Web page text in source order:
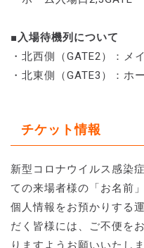
■入場待機列について
・北西側（GATE2）：メ
・北東側（GATE3）：ホ
チケット情報
新型コロナウイルス感染
ての来場者様の「お名前
個人情報をお預かりする
だく皆様には、ご不便を
りますようお願いいたしま